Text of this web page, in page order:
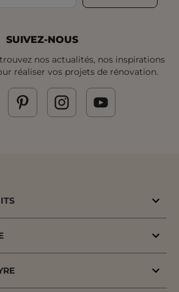
SUIVEZ-NOUS
nos actualités, nos inspirations
réaliser vos projets de rénovation.